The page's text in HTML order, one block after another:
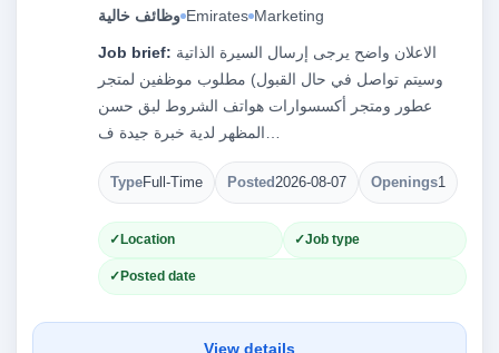
وظائف خالية Emirates Marketing
Job brief:
وسيتم تواصل في حال القبول) مطلوب موظفين لمتجر
عطور ومتجر أكسسوارات هواتف الشروط لبق حسن
TypeFull-Time Posted2026-08-07 Openings1
Location Job type
Posted date
View details